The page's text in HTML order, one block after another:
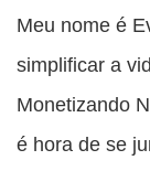
Meu nome é
simplificar a
Monetizando
é hora de se